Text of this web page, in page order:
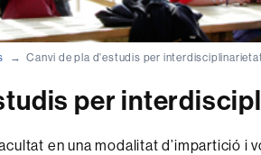
Canvi de pla d'estudis per
per
en una modalitat d’impartició i